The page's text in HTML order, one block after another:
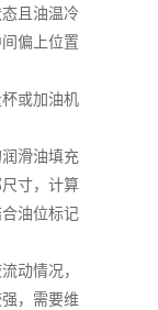
且油温冷
偏上位置
或加油机
滑油填充
寸，计算
油位标记
动情况，
，需要维